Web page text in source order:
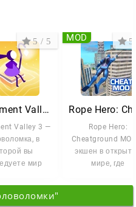
Monument Valley 3
Valley 3 —
в
вы
мир
5 / 5
Rope Hero:
Cheatground
экшен в
мире, где
способности
5
MOD